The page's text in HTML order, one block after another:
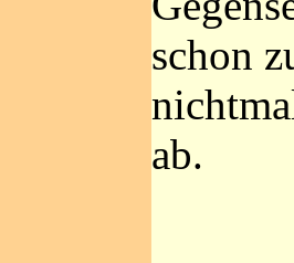
schon
ab.